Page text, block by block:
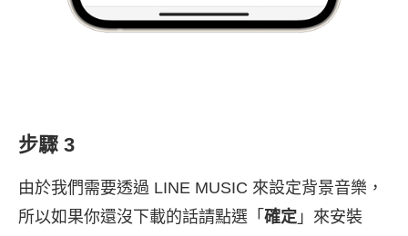
步驟 3
由於我們需要透過 LINE MUSIC 來設定背景音樂，
所以如果你還沒下載的話請點選「 確定 」來安裝